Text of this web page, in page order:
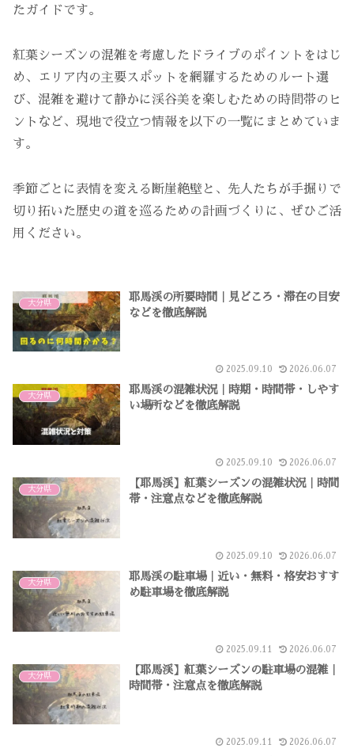
たガイドです。
紅葉シーズンの混雑を考慮したドライブのポイントをはじ
め、エリア内の主要スポットを網羅するためのルート選
び、混雑を避けて静かに渓谷美を楽しむための時間帯のヒ
ントなど、現地で役立つ情報を以下の一覧にまとめていま
す。
季節ごとに表情を変える断崖絶壁と、先人たちが手掘りで
切り拓いた歴史の道を巡るための計画づくりに、ぜひご活
用ください。
大分県
耶馬渓の所要時間｜見どころ・滞在の目安
などを徹底解説
2025.09.10 2026.06.07
大分県
耶馬渓の混雑状況｜時期・時間帯・しやす
い場所などを徹底解説
2025.09.10 2026.06.07
大分県
【耶馬渓】紅葉シーズンの混雑状況｜時間
帯・注意点などを徹底解説
2025.09.10 2026.06.07
大分県
耶馬渓の駐車場｜近い・無料・格安おすす
め駐車場を徹底解説
2025.09.11 2026.06.07
大分県
【耶馬渓】紅葉シーズンの駐車場の混雑｜
時間帯・注意点を徹底解説
2025.09.11 2026.06.07